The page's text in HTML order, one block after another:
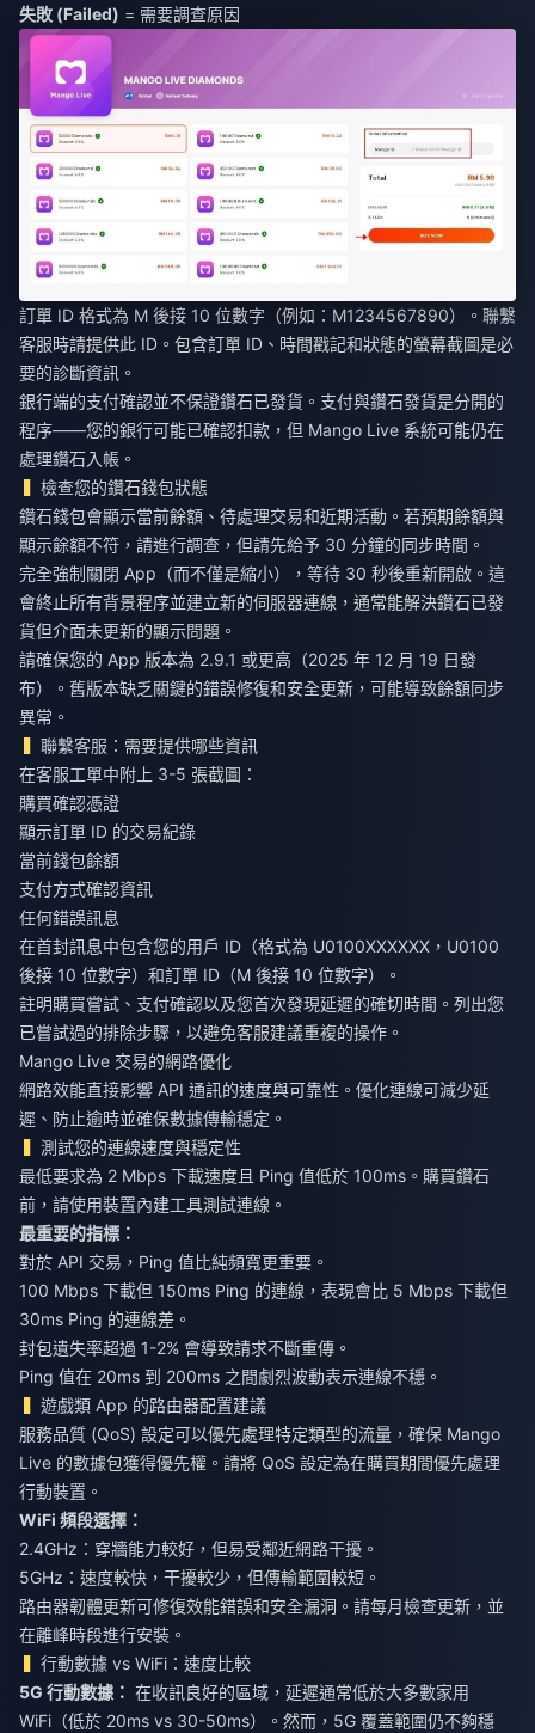
失敗 (Failed) = 需要調查原因
訂單 ID 格式為 M 後接 10 位數字（例如：M1234567890）。聯繫
客服時請提供此 ID。包含訂單 ID、時間戳記和狀態的螢幕截圖是必
要的診斷資訊。
銀行端的支付確認並不保證鑽石已發貨。支付與鑽石發貨是分開的
程序——您的銀行可能已確認扣款，但 Mango Live 系統可能仍在
處理鑽石入帳。
檢查您的鑽石錢包狀態
鑽石錢包會顯示當前餘額、待處理交易和近期活動。若預期餘額與
顯示餘額不符，請進行調查，但請先給予 30 分鐘的同步時間。
完全強制關閉 App（而不僅是縮小），等待 30 秒後重新開啟。這
會終止所有背景程序並建立新的伺服器連線，通常能解決鑽石已發
貨但介面未更新的顯示問題。
請確保您的 App 版本為 2.9.1 或更高（2025 年 12 月 19 日發
布）。舊版本缺乏關鍵的錯誤修復和安全更新，可能導致餘額同步
異常。
聯繫客服：需要提供哪些資訊
在客服工單中附上 3-5 張截圖：
購買確認憑證
顯示訂單 ID 的交易紀錄
當前錢包餘額
支付方式確認資訊
任何錯誤訊息
在首封訊息中包含您的用戶 ID（格式為 U0100XXXXXX，U0100
後接 10 位數字）和訂單 ID（M 後接 10 位數字）。
註明購買嘗試、支付確認以及您首次發現延遲的確切時間。列出您
已嘗試過的排除步驟，以避免客服建議重複的操作。
Mango Live 交易的網路優化
網路效能直接影響 API 通訊的速度與可靠性。優化連線可減少延
遲、防止逾時並確保數據傳輸穩定。
測試您的連線速度與穩定性
最低要求為 2 Mbps 下載速度且 Ping 值低於 100ms。購買鑽石
前，請使用裝置內建工具測試連線。
最重要的指標：
對於 API 交易，Ping 值比純頻寬更重要。
100 Mbps 下載但 150ms Ping 的連線，表現會比 5 Mbps 下載但
30ms Ping 的連線差。
封包遺失率超過 1-2% 會導致請求不斷重傳。
Ping 值在 20ms 到 200ms 之間劇烈波動表示連線不穩。
遊戲類 App 的路由器配置建議
服務品質 (QoS) 設定可以優先處理特定類型的流量，確保 Mango
Live 的數據包獲得優先權。請將 QoS 設定為在購買期間優先處理
行動裝置。
WiFi 頻段選擇：
2.4GHz：穿牆能力較好，但易受鄰近網路干擾。
5GHz：速度較快，干擾較少，但傳輸範圍較短。
路由器韌體更新可修復效能錯誤和安全漏洞。請每月檢查更新，並
在離峰時段進行安裝。
行動數據 vs WiFi：速度比較
5G 行動數據： 在收訊良好的區域，延遲通常低於大多數家用
WiFi（低於 20ms vs 30-50ms）。然而，5G 覆蓋範圍仍不夠穩